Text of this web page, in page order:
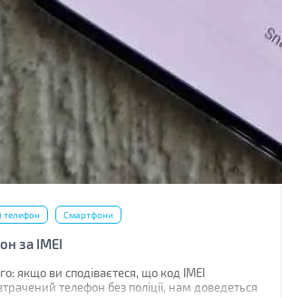
телефон Смартфони
за IMEI
якщо ви сподіваєтеся, що код IMEI
телефон без поліції, нам доведеться